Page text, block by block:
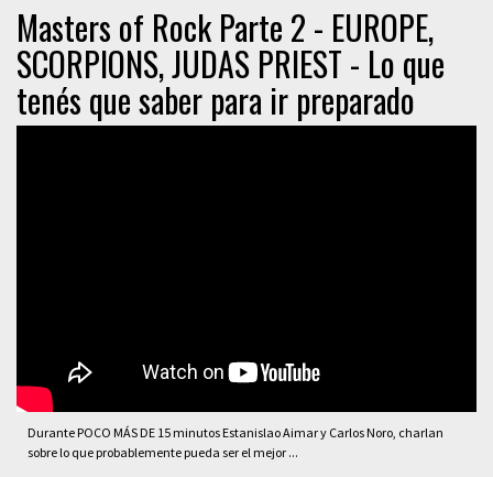
Masters of Rock Parte 2 - EUROPE,
SCORPIONS, JUDAS PRIEST - Lo que
tenés que saber para ir preparado
Durante POCO MÁS DE 15 minutos Estanislao Aimar y Carlos Noro, charlan
sobre lo que probablemente pueda ser el mejor ...